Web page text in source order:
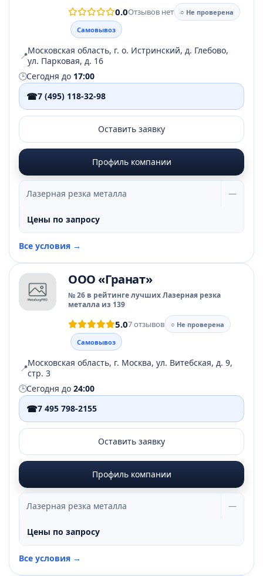
0.0Отзывов нет
○ Не проверена
Самовывоз
📍Московская область, г. о. Истринский, д. Глебово,
ул. Парковая, д. 16
🕒Сегодня до 17:00
☎7 (495) 118-32-98
Оставить заявку
Профиль компании
Лазерная резка металла —
Цены по запросу
Все условия →
ООО «Гранат»
№ 26 в рейтинге лучших Лазерная резка
металла из 139
5.07 отзывов
○ Не проверена
Самовывоз
📍Московская область, г. Москва, ул. Витебская, д. 9,
стр. 3
🕒Сегодня до 24:00
☎7 495 798-2155
Оставить заявку
Профиль компании
Лазерная резка металла —
Цены по запросу
Все условия →